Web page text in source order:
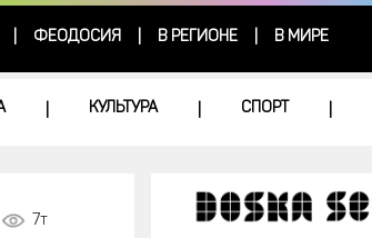
ФЕОДОСИЯ В РЕГИОНЕ В МИРЕ
КУЛЬТУРА СПОРТ
7т